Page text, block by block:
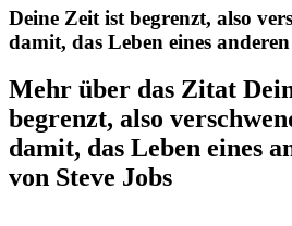
Deine Zeit ist begrenzt, also
damit, das Leben eines
Mehr über das Zitat
begrenzt, also
damit, das Leben eines
von Steve Jobs